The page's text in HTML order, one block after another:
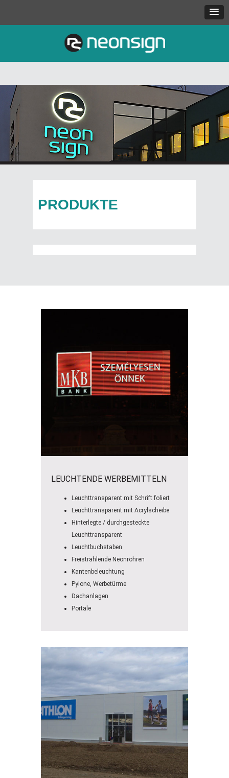
PRODUKTE
LEUCHTENDE WERBEMITTELN
Leuchttransparent mit Schrift foliert
Leuchttransparent mit Acrylscheibe
Hinterlegte / durchgesteckte
Leuchttransparent
Leuchtbuchstaben
Freistrahlende Neonröhren
Kantenbeleuchtung
Pylone, Werbetürme
Dachanlagen
Portale